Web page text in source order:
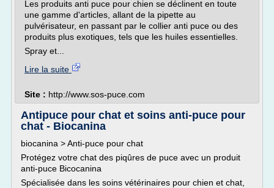
Les produits anti puce pour chien se déclinent en toute
une gamme d'articles, allant de la pipette au
pulvérisateur, en passant par le collier anti puce ou des
produits plus exotiques, tels que les huiles essentielles.
Spray et...
Lire la suite
Site : http://www.sos-puce.com
Antipuce pour chat et soins anti-puce pour
chat - Biocanina
biocanina > Anti-puce pour chat
Protégez votre chat des piqûres de puce avec un produit
anti-puce Bicocanina
Spécialisée dans les soins vétérinaires pour chien et chat,